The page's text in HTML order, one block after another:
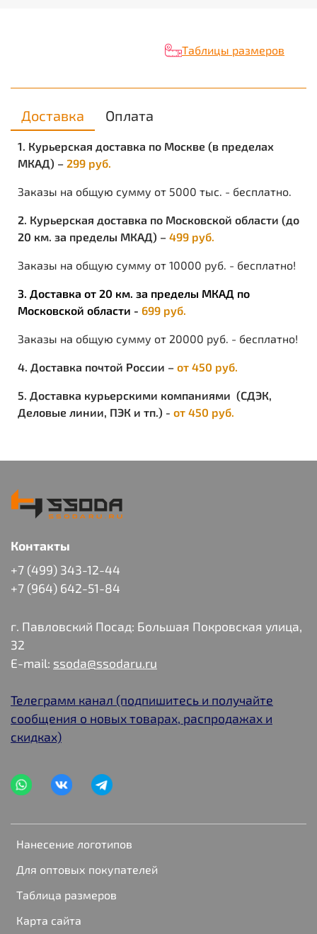
Используется многими силовыми структурами
Протектор подошвы кроссовочного типа
прекрасно подойдет как для города, так и для
полевых условий. Рекомендовано использовать
как городской тактический ботинок для
патрульно-постовой службы,
спецподразделений,сотрудников МЧС и ЧОП.
Таблицы размеров
Доставка Оплата
1. Курьерская доставка по Москве (в пределах
МКАД) – 299 руб.
Заказы на общую сумму от 5000 тыс. - бесплатно.
2. Курьерская доставка по Московской области (до
20 км. за пределы МКАД) – 499 руб.
Заказы на общую сумму от 10000 руб. - бесплатно!
3. Доставка от 20 км. за пределы МКАД по
Московской области - 699 руб.
Заказы на общую сумму от 20000 руб. - бесплатно!
4. Доставка почтой России – от 450 руб.
5. Доставка курьерскими компаниями (СДЭК,
Деловые линии, ПЭК и тп.) - от 450 руб.
Нанесение логотипов
Для оптовых покупателей
Таблица размеров
Карта сайта
Контакты
+7 (499) 343-12-44
+7 (964) 642-51-84
г. Павловский Посад: Большая Покровская улица,
32
E-mail: ssoda@ssodaru.ru
Телеграмм канал (подпишитесь и получайте
сообщения о новых товарах, распродажах и
скидках)